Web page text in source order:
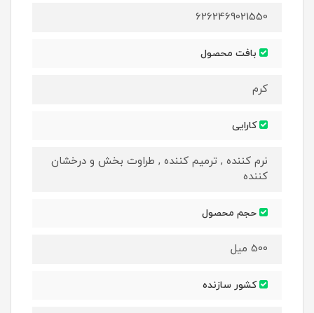
6262469021550
بافت محصول
کرم
کارایی
نرم کننده , ترمیم کننده , طراوت بخش و درخشان
کننده
حجم محصول
500 میل
کشور سازنده